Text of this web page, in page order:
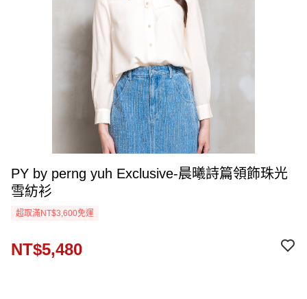
PY by perng yuh Exclusive-晨曦詩篇領飾珠光
雪紡衫
超取滿NT$3,600免運
NT$5,480